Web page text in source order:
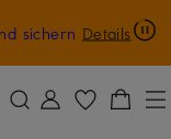
ÜBERSPRINGEN
sichern Details